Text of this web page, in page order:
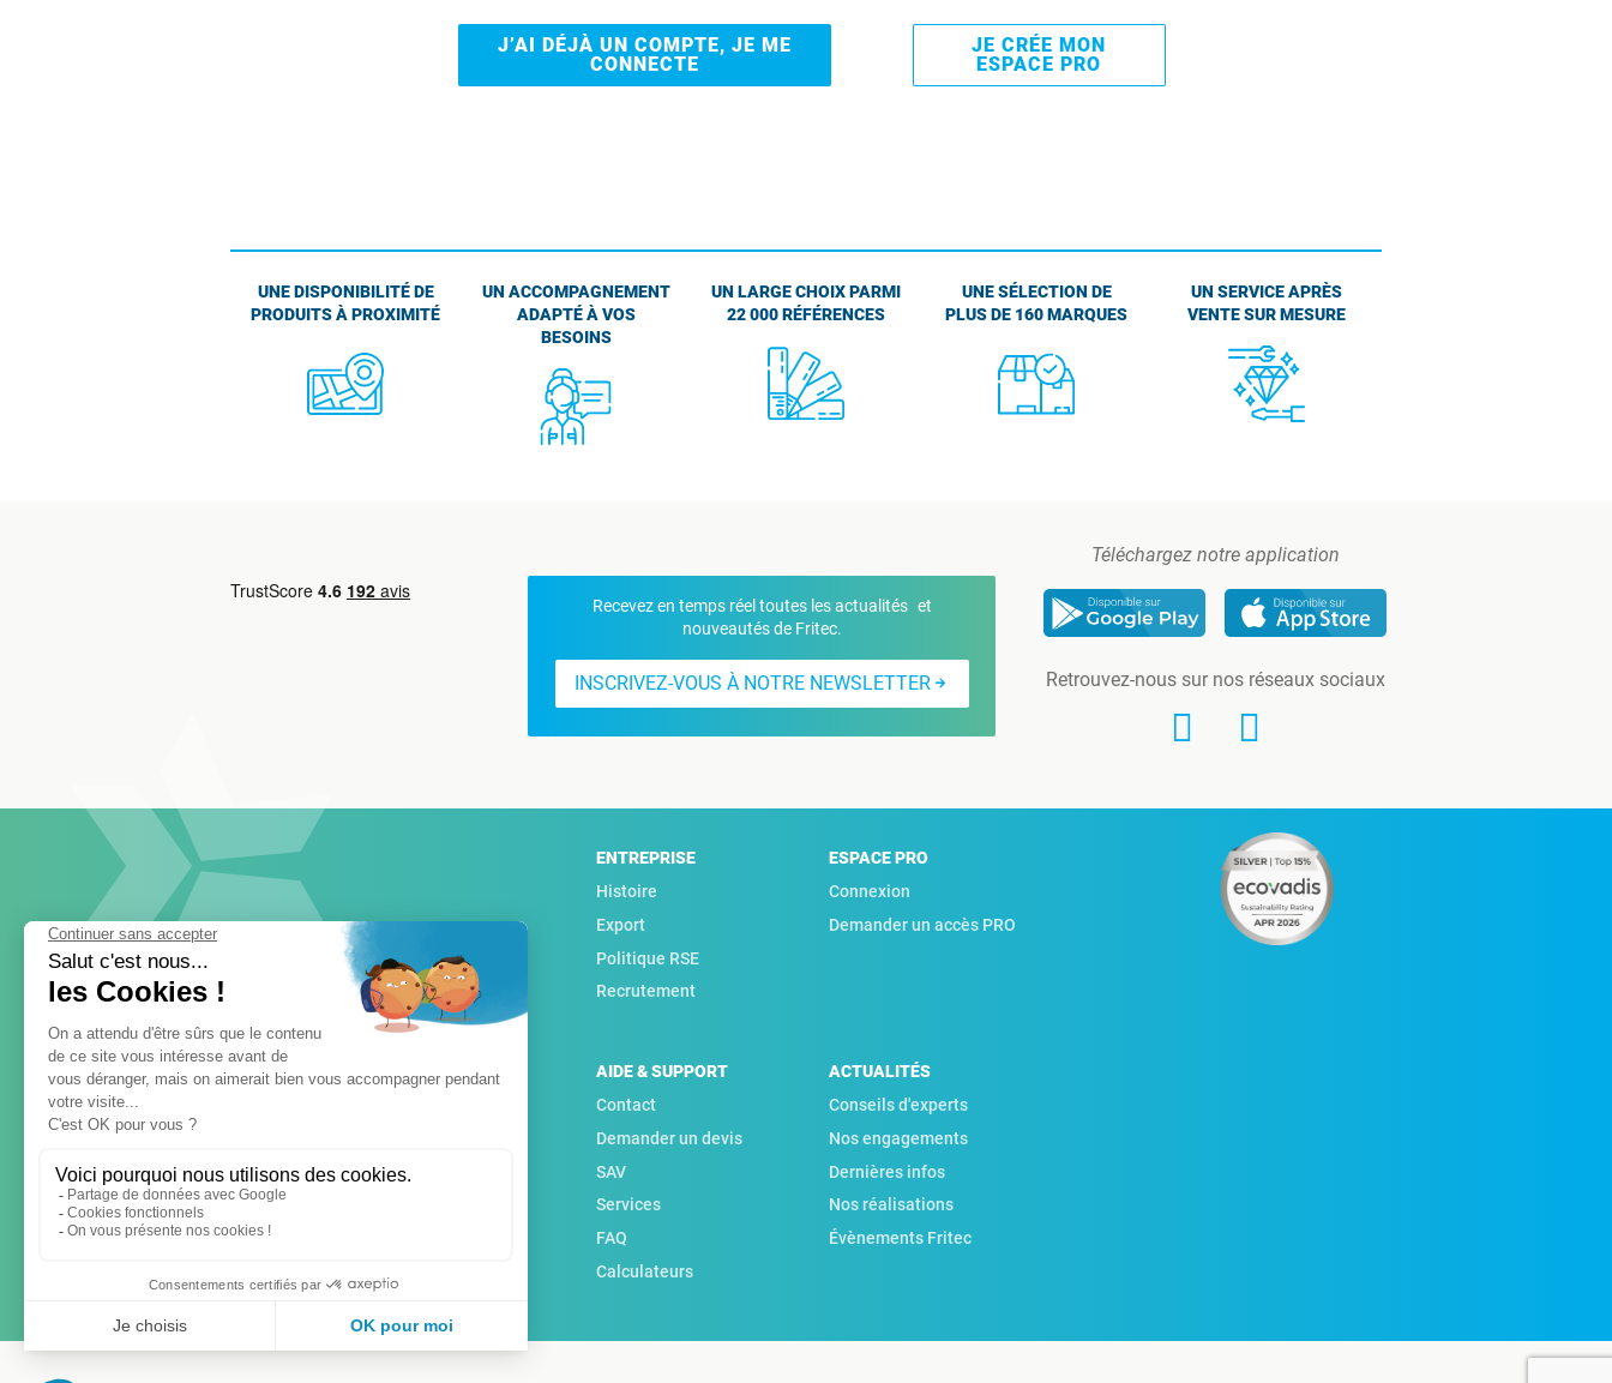
J’AI DÉJÀ UN COMPTE, JE ME
CONNECTE
JE CRÉE MON
ESPACE PRO
UNE DISPONIBILITÉ DE
PRODUITS À PROXIMITÉ
UN ACCOMPAGNEMENT
ADAPTÉ À VOS
BESOINS
UN LARGE CHOIX PARMI
22 000 RÉFÉRENCES
UNE SÉLECTION DE
PLUS DE 160 MARQUES
UN SERVICE APRÈS
VENTE SUR MESURE
Recevez en temps réel toutes les actualités et
nouveautés de Fritec.
INSCRIVEZ-VOUS À NOTRE NEWSLETTER
Téléchargez notre application
Retrouvez-nous sur nos réseaux sociaux
ENTREPRISE
Histoire
Export
Politique RSE
Recrutement
ESPACE PRO
Connexion
Demander un accès PRO
AIDE & SUPPORT
Contact
Demander un devis
SAV
Services
FAQ
Calculateurs
ACTUALITÉS
Conseils d'experts
Nos engagements
Dernières infos
Nos réalisations
Évènements Fritec